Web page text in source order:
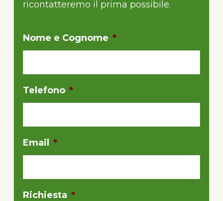
ricontatteremo il prima possibile.
Nome e Cognome *
Telefono *
Email *
Richiesta *